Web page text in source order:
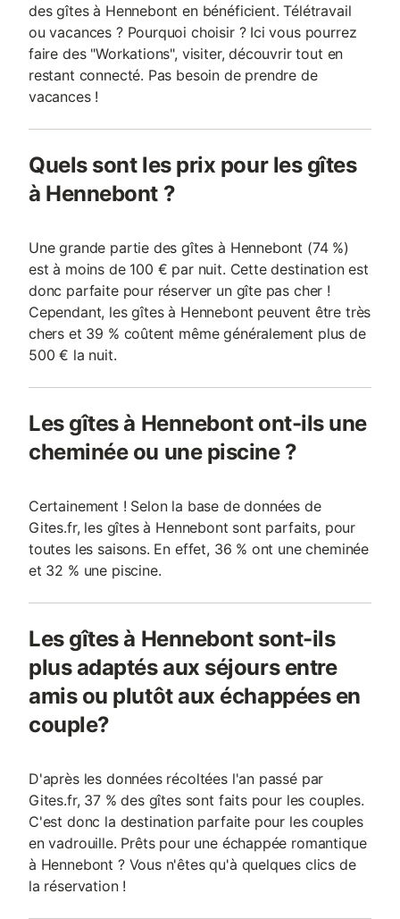
des gîtes à Hennebont en bénéficient. Télétravail
ou vacances ? Pourquoi choisir ? Ici vous pourrez
faire des "Workations", visiter, découvrir tout en
restant connecté. Pas besoin de prendre de
vacances !
Quels sont les prix pour les gîtes
à Hennebont ?
Une grande partie des gîtes à Hennebont (74 %)
est à moins de 100 € par nuit. Cette destination est
donc parfaite pour réserver un gîte pas cher !
Cependant, les gîtes à Hennebont peuvent être très
chers et 39 % coûtent même généralement plus de
500 € la nuit.
Les gîtes à Hennebont ont-ils une
cheminée ou une piscine ?
Certainement ! Selon la base de données de
Gites.fr, les gîtes à Hennebont sont parfaits, pour
toutes les saisons. En effet, 36 % ont une cheminée
et 32 % une piscine.
Les gîtes à Hennebont sont-ils
plus adaptés aux séjours entre
amis ou plutôt aux échappées en
couple?
D'après les données récoltées l'an passé par
Gites.fr, 37 % des gîtes sont faits pour les couples.
C'est donc la destination parfaite pour les couples
en vadrouille. Prêts pour une échappée romantique
à Hennebont ? Vous n'êtes qu'à quelques clics de
la réservation !